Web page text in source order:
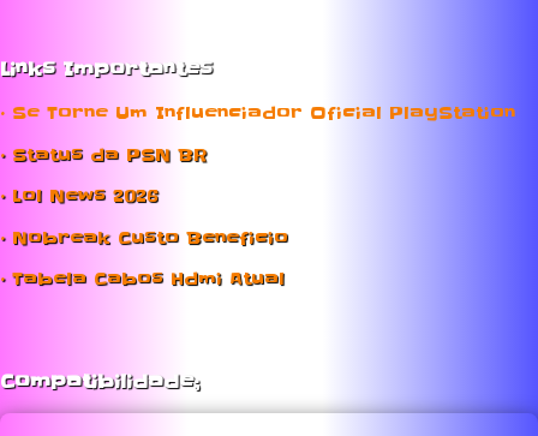
Links Importantes
• Se Torne Um Influenciador Oficial PlayStation
• Status da PSN BR
• Lol News 2026
• Nobreak Custo Beneficio
• Tabela Cabos Hdmi Atual
Compatibilidade;